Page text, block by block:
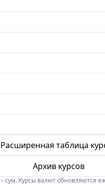
Расширенная таблица
Архив курсов
сум. Курсы валют обновляются